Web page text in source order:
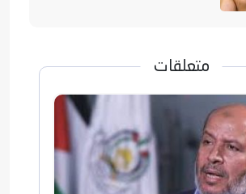
متعلقات